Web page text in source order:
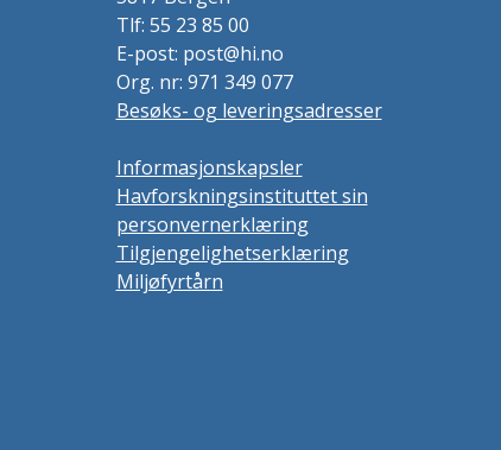
Tlf: 55 23 85 00
E-post: post@hi.no
Org. nr: 971 349 077
Besøks- og leveringsadresser
Informasjonskapsler
Havforskningsinstituttet sin
personvernerklæring
Tilgjengelighetserklæring
Miljøfyrtårn